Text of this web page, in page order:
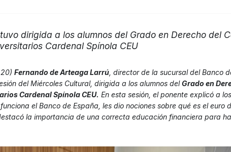
dirigida a los alumnos del Grado en Derecho del
Cardenal Spínola CEU
Fernando de Arteaga Larrú , director de la sucursal del Banco
del Miércoles Cultural, dirigida a los alumnos delGrado en
Cardenal Spínola CEU. En esta sesión, el ponente explicó a
el Banco de España, les dio nociones sobre qué es el euro
la importancia de una correcta educación financiera para